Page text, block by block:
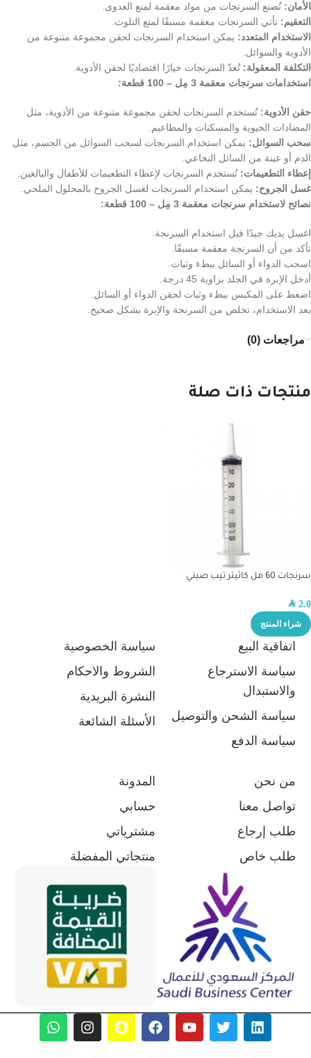
الأمان: تُصنع السرنجات من مواد معقمة لمنع العدوى.
التعقيم: تأتي السرنجات معقمة مسبقًا لمنع التلوث.
الاستخدام المتعدد: يمكن استخدام السرنجات لحقن مجموعة متنوعة من
الأدوية والسوائل.
التكلفة المعقولة: تُعدّ السرنجات خيارًا اقتصاديًا لحقن الأدوية.
استخدامات سرنجات معقمة 3 مِل – 100 قطعة:
حقن الأدوية: تُستخدم السرنجات لحقن مجموعة متنوعة من الأدوية، مثل
المضادات الحيوية والمسكنات والمطاعيم.
سحب السوائل: يمكن استخدام السرنجات لسحب السوائل من الجسم، مثل
الدم أو عينة من السائل النخاعي.
إعطاء التطعيمات: تُستخدم السرنجات لإعطاء التطعيمات للأطفال والبالغين.
غسل الجروح: يمكن استخدام السرنجات لغسل الجروح بالمحلول الملحي.
نصائح لاستخدام سرنجات معقمة 3 مِل – 100 قطعة:
اغسل يديك جيدًا قبل استخدام السرنجة.
تأكد من أن السرنجة معقمة مسبقًا.
اسحب الدواء أو السائل ببطء وثبات.
أدخل الإبرة في الجلد بزاوية 45 درجة.
اضغط على المكبس ببطء وثبات لحقن الدواء أو السائل.
بعد الاستخدام، تخلص من السرنجة والإبرة بشكل صحيح.
مراجعات (0)
منتجات ذات صلة
سرنجات 60 مل كاثيتر تيب صيني
SAR 2.0
شراء المنتج
اتفاقية البيع
سياسة الاسترجاع
والاستبدال
سياسة الشحن والتوصيل
سياسة الدفع
سياسة الخصوصية
الشروط والاحكام
النشرة البريدية
الأسئلة الشائعة
من نحن
تواصل معنا
طلب إرجاع
طلب خاص
المدونة
حسابي
مشترياتي
منتجاتي المفضلة